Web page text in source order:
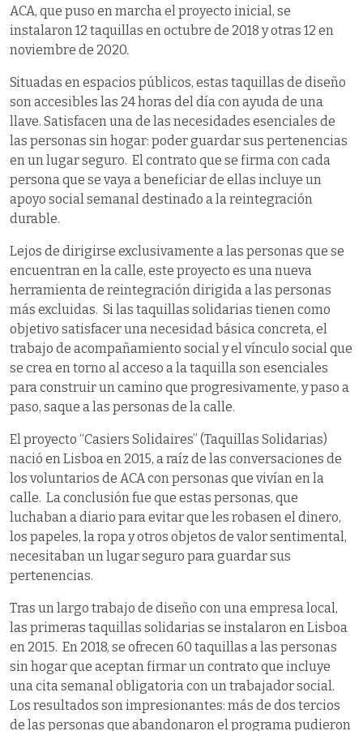
ACA, que puso en marcha el proyecto inicial, se
instalaron 12 taquillas en octubre de 2018 y otras 12 en
noviembre de 2020.
Situadas en espacios públicos, estas taquillas de diseño
son accesibles las 24 horas del día con ayuda de una
llave. Satisfacen una de las necesidades esenciales de
las personas sin hogar: poder guardar sus pertenencias
en un lugar seguro. El contrato que se firma con cada
persona que se vaya a beneficiar de ellas incluye un
apoyo social semanal destinado a la reintegración
durable.
Lejos de dirigirse exclusivamente a las personas que se
encuentran en la calle, este proyecto es una nueva
herramienta de reintegración dirigida a las personas
más excluidas. Si las taquillas solidarias tienen como
objetivo satisfacer una necesidad básica concreta, el
trabajo de acompañamiento social y el vínculo social que
se crea en torno al acceso a la taquilla son esenciales
para construir un camino que progresivamente, y paso a
paso, saque a las personas de la calle.
El proyecto “Casiers Solidaires” (Taquillas Solidarias)
nació en Lisboa en 2015, a raíz de las conversaciones de
los voluntarios de ACA con personas que vivían en la
calle. La conclusión fue que estas personas, que
luchaban a diario para evitar que les robasen el dinero,
los papeles, la ropa y otros objetos de valor sentimental,
necesitaban un lugar seguro para guardar sus
pertenencias.
Tras un largo trabajo de diseño con una empresa local,
las primeras taquillas solidarias se instalaron en Lisboa
en 2015. En 2018, se ofrecen 60 taquillas a las personas
sin hogar que aceptan firmar un contrato que incluye
una cita semanal obligatoria con un trabajador social.
Los resultados son impresionantes: más de dos tercios
de las personas que abandonaron el programa pudieron